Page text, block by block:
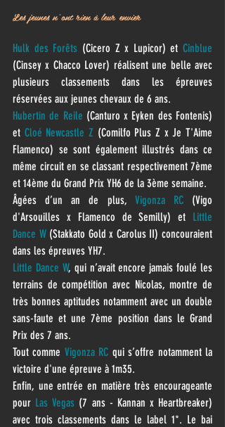
Les jeunes n’ont rien à leur envier
Hulk des Forêts (Cicero Z x Lupicor) et Cinblue
(Cinsey x Chacco Lover) réalisent une belle avec
plusieurs classements dans les épreuves
réservées aux jeunes chevaux de 6 ans.
Hubertin de Reile (Canturo x Eyken des Fontenis)
et Cloé Newcastle Z (Comilfo Plus Z x Je T'Aime
Flamenco) se sont également illustrés dans ce
même circuit en se classant respectivement 7ème
et 14ème du Grand Prix YH6 de la 3ème semaine.
Âgées d’un an de plus, Vigonza RC (Vigo
d'Arsouilles x Flamenco de Semilly) et Little
Dance W (Stakkato Gold x Carolus II) concouraient
dans les épreuves YH7.
Little Dance W, qui n’avait encore jamais foulé les
terrains de compétition avec Nicolas, montre de
très bonnes aptitudes notamment avec un double
sans-faute et une 7ème position dans le Grand
Prix des 7 ans.
Tout comme Vigonza RC qui s’offre notamment la
victoire d'une épreuve à 1m35.
Enfin, une entrée en matière très encourageante
pour Las Vegas (7 ans - Kannan x Heartbreaker)
avec trois classements dans le label 1*. Le bai